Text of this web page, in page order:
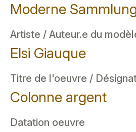
Moderne
Artiste / Auteur.e du
Elsi Giauque
Titre de l'oeuvre /
Colonne argent
Datation oeuvre